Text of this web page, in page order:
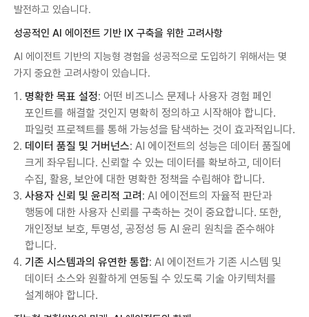
발전하고 있습니다.
성공적인 AI 에이전트 기반 IX 구축을 위한 고려사항
AI 에이전트 기반의 지능형 경험을 성공적으로 도입하기 위해서는 몇
가지 중요한 고려사항이 있습니다.
명확한 목표 설정: 어떤 비즈니스 문제나 사용자 경험 페인
포인트를 해결할 것인지 명확히 정의하고 시작해야 합니다.
파일럿 프로젝트를 통해 가능성을 탐색하는 것이 효과적입니다.
데이터 품질 및 거버넌스: AI 에이전트의 성능은 데이터 품질에
크게 좌우됩니다. 신뢰할 수 있는 데이터를 확보하고, 데이터
수집, 활용, 보안에 대한 명확한 정책을 수립해야 합니다.
사용자 신뢰 및 윤리적 고려 : AI 에이전트의 자율적 판단과
행동에 대한 사용자 신뢰를 구축하는 것이 중요합니다. 또한,
개인정보 보호, 투명성, 공정성 등 AI 윤리 원칙을 준수해야
합니다.
기존 시스템과의 유연한 통합: AI 에이전트가 기존 시스템 및
데이터 소스와 원활하게 연동될 수 있도록 기술 아키텍처를
설계해야 합니다.